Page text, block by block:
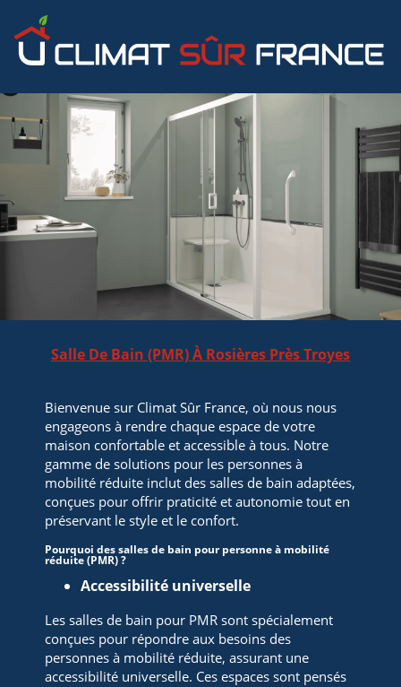
Salle De Bain (PMR) À Rosières Près Troyes
Bienvenue sur Climat Sûr France, où nous nous
engageons à rendre chaque espace de votre
maison confortable et accessible à tous. Notre
gamme de solutions pour les personnes à
mobilité réduite inclut des salles de bain adaptées,
conçues pour offrir praticité et autonomie tout en
préservant le style et le confort.
Pourquoi des salles de bain pour personne à mobilité
réduite (PMR) ?
Accessibilité universelle
Les salles de bain pour PMR sont spécialement
conçues pour répondre aux besoins des
personnes à mobilité réduite, assurant une
accessibilité universelle. Ces espaces sont pensés